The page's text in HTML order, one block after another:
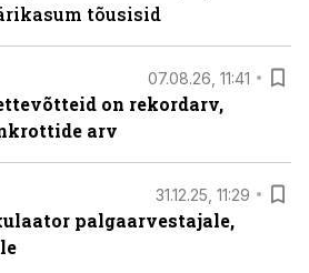
tõusisid
07.08.26, 11:41
on rekordarv,
arv
31.12.25, 11:29
palgaarvestajale,